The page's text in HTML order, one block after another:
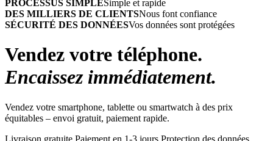
PROCESSUS SIMPLESimple et rapide
DES MILLIERS DE CLIENTSNous font confiance
SÉCURITÉ DES DONNÉESVos données sont protégées
Vendez votre téléphone.
Encaissez immédiatement.
Vendez votre smartphone, tablette ou smartwatch à des prix
équitables – envoi gratuit, paiement rapide.
Livraison gratuite Paiement en 1-3 jours Protection des données